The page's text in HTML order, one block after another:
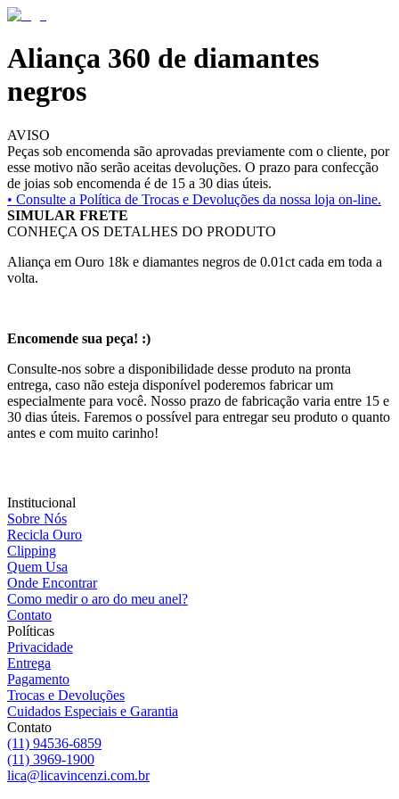
Aliança 360 de diamantes
negros
AVISO
Peças sob encomenda são aprovadas previamente com o cliente, por
esse motivo não serão aceitas devoluções. O prazo para confecção
de joias sob encomenda é de 15 a 30 dias úteis.
• Consulte a Política de Trocas e Devoluções da nossa loja on-line.
SIMULAR FRETE
CONHEÇA OS DETALHES DO PRODUTO
Aliança em Ouro 18k e diamantes negros de 0.01ct cada em toda a
volta.
Encomende sua peça! :)
Consulte-nos sobre a disponibilidade desse produto na pronta
entrega, caso não esteja disponível poderemos fabricar um
especialmente para você. Nosso prazo de fabricação varia entre 15 e
30 dias úteis. Faremos o possível para entregar seu produto o quanto
antes e com muito carinho!
Institucional
Sobre Nós
Recicla Ouro
Clipping
Quem Usa
Onde Encontrar
Como medir o aro do meu anel?
Contato
Políticas
Privacidade
Entrega
Pagamento
Trocas e Devoluções
Cuidados Especiais e Garantia
Contato
(11) 94536-6859
(11) 3969-1900
lica@licavincenzi.com.br